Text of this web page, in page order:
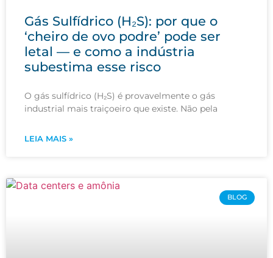
Gás Sulfídrico (H₂S): por que o
‘cheiro de ovo podre’ pode ser
letal — e como a indústria
subestima esse risco
O gás sulfídrico (H₂S) é provavelmente o gás
industrial mais traiçoeiro que existe. Não pela
LEIA MAIS »
BLOG